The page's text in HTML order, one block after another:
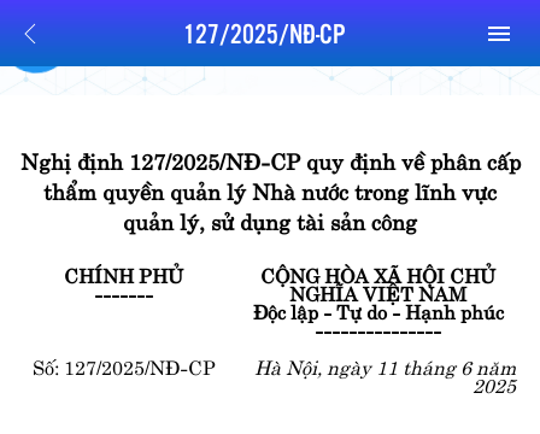
127/2025/NĐ-CP
Nghị định 127/2025/NĐ-CP quy định về phân cấp
thẩm quyền quản lý Nhà nước trong lĩnh vực
quản lý, sử dụng tài sản công
CHÍNH PHỦ
-------
CỘNG HÒA XÃ HỘI CHỦ
NGHĨA VIỆT NAM
Độc lập - Tự do - Hạnh phúc
---------------
Số: 127/2025/NĐ-CP
Hà Nội, ngày 11 tháng 6 năm
2025